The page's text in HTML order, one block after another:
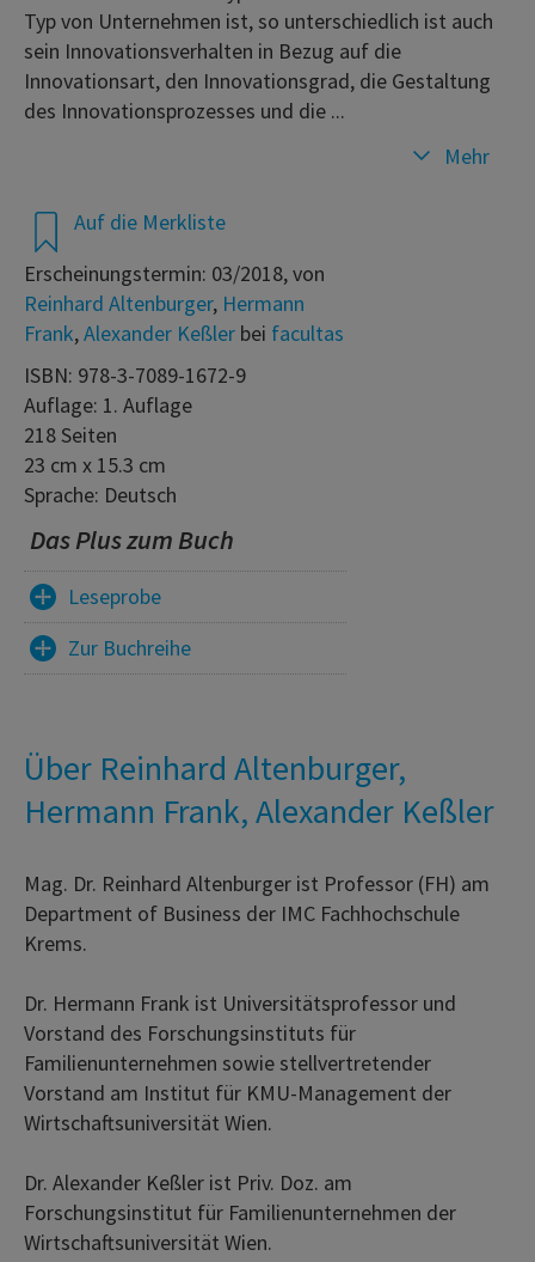
Auf die Merkliste
Erscheinungstermin: 03/2018, von
Reinhard Altenburger, Hermann
Frank,Alexander Keßler bei facultas
ISBN: 978-3-7089-1672-9
Auflage: 1. Auflage
218 Seiten
23 cm x 15.3 cm
Sprache: Deutsch
Das Plus zum Buch
Leseprobe
Zur Buchreihe
Typ von Unternehmen ist, so unterschiedlich ist auch
sein Innovationsverhalten in Bezug auf die
Innovationsart, den Innovationsgrad, die Gestaltung
des Innovationsprozesses und die ...
Mehr
Über Reinhard Altenburger,
Hermann Frank, Alexander Keßler
Mag. Dr. Reinhard Altenburger ist Professor (FH) am
Department of Business der IMC Fachhochschule
Krems.
Dr. Hermann Frank ist Universitätsprofessor und
Vorstand des Forschungsinstituts für
Familienunternehmen sowie stellvertretender
Vorstand am Institut für KMU-Management der
Wirtschaftsuniversität Wien.
Dr. Alexander Keßler ist Priv. Doz. am
Forschungsinstitut für Familienunternehmen der
Wirtschaftsuniversität Wien.